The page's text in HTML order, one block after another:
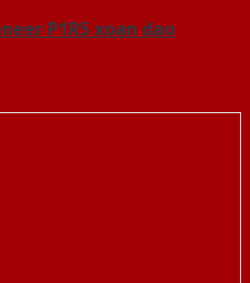
P1R5 xoan dao